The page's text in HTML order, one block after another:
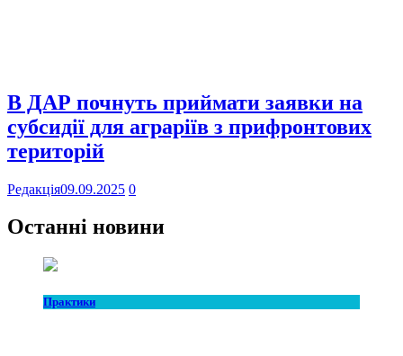
В ДАР почнуть приймати заявки на
субсидії для аграріїв з прифронтових
територій
Редакція09.09.2025 0
Останні новини
Практики